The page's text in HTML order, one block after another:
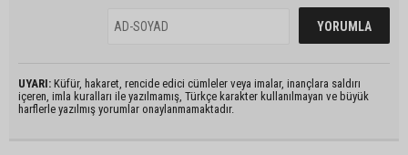
UYARI: Küfür, hakaret, rencide edici cümleler veya imalar, inançlara saldırı
içeren, imla kuralları ile yazılmamış, Türkçe karakter kullanılmayan ve büyük
harflerle yazılmış yorumlar onaylanmamaktadır.